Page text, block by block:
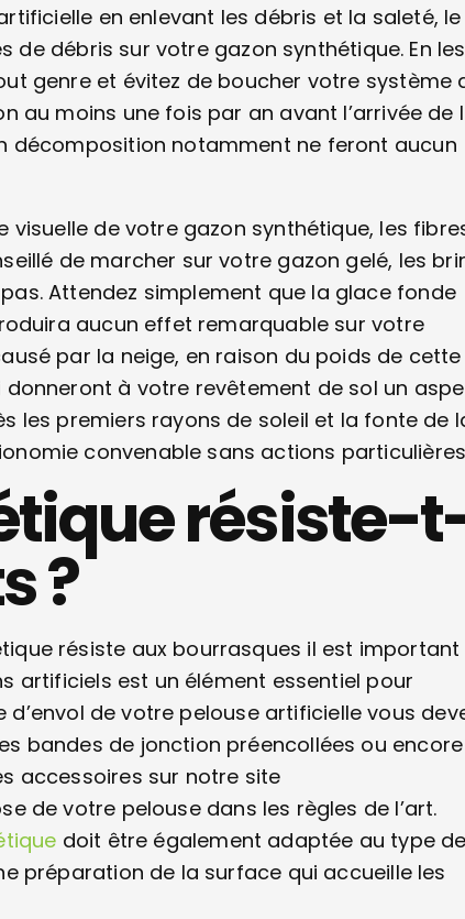
en enlevant les débris et la saleté, le
débris sur votre gazon synthétique. En les
genre et évitez de boucher votre système
au moins une fois par an avant l’arrivée de
décomposition notamment ne feront aucun
visuelle de votre gazon synthétique, les
de marcher sur votre gazon gelé, les
Attendez simplement que la glace fonde
aucun effet remarquable sur votre
par la neige, en raison du poids de cette
à votre revêtement de sol un
les premiers rayons de soleil et la fonte de
convenable sans actions
résiste-
?
résiste aux bourrasques il est important
artificiels est un élément essentiel pour
de votre pelouse artificielle vous
bandes de jonction préencollées ou encore
accessoires sur notre site
de votre pelouse dans les règles de l’art.
doit être également adaptée au type
préparation de la surface qui accueille les